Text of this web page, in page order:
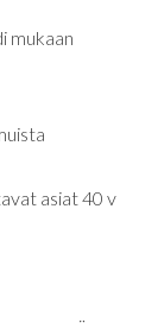
mukaan
asiat 40 v